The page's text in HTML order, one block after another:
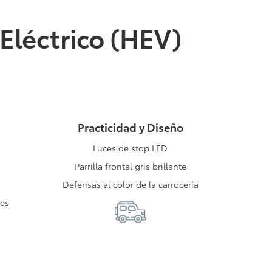
(HEV)
Practicidad y Diseño
Luces de stop LED
Parrilla frontal gris brillante
Defensas al color de la carrocería